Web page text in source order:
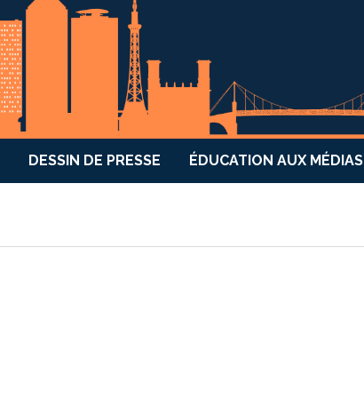
DESSIN DE PRESSE ÉDUCATION AUX MÉDIAS